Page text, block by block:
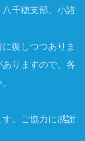
千穂支部、小諸
復しつつありま
りますので、各
。ご協力に感謝